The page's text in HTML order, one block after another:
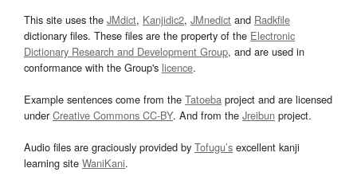
This site uses the JMdict, Kanjidic2, JMnedict and Radkfile
dictionary files. These files are the property of the Electronic
Dictionary Research and Development Group, and are used in
conformance with the Group's licence.
Example sentences come from the Tatoeba project and are licensed
underCreative Commons CC-BY. And from the Jreibun project.
Audio files are graciously provided by Tofugu’s excellent kanji
learning site WaniKani.